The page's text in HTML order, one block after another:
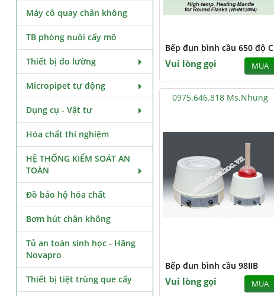
Bếp đun bình cầu 650 độ C
Vui lòng gọi MUA
0975.646.818 Ms.Nhung
Bếp đun bình cầu 98IIB
Vui lòng gọi MUA
Máy cô quay chân không
TB phòng nuôi cấy mô
Thiết bị đo lường
Micropipet tự động
Dụng cụ - Vật tư
Hóa chất thí nghiệm
HỆ THỐNG KIỂM SOÁT AN
TOÀN
Đồ bảo hộ hóa chất
Bơm hút chân không
Tủ an toàn sinh học - Hãng
Novapro
Thiết bị tiệt trùng que cấy